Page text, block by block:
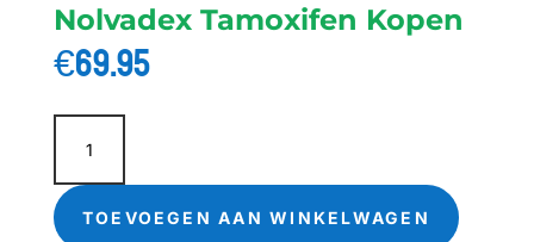
Nolvadex Tamoxifen Kopen
€69.95
Nolvadex
Tamoxifen
Kopen
aantalTOEVOEGEN AAN WINKELWAGEN